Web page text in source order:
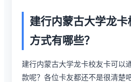
建行内蒙古大学龙
方式有哪些？
建行内蒙古大学龙卡校友卡可以
款呢？各位卡友都还不是很清楚